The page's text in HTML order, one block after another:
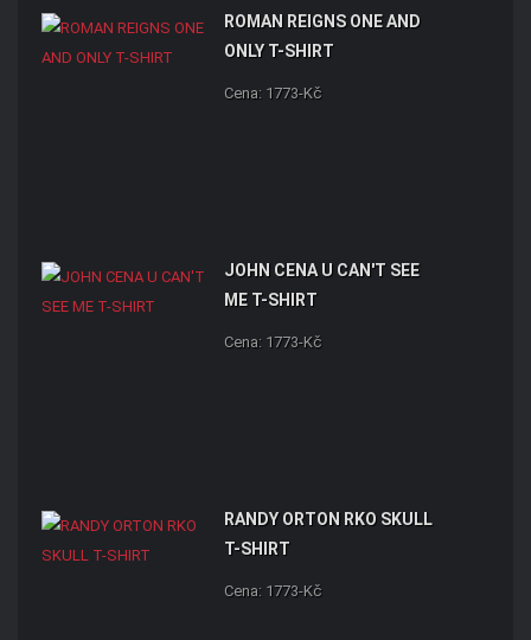
ROMAN REIGNS ONE AND
ONLY T-SHIRT
Cena: 1773-Kč
JOHN CENA U CAN'T SEE
ME T-SHIRT
Cena: 1773-Kč
RANDY ORTON RKO SKULL
T-SHIRT
Cena: 1773-Kč